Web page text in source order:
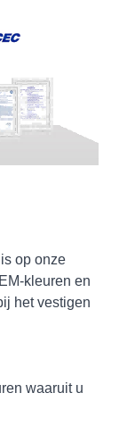
op onze
kleuren en
het vestigen
waaruit u